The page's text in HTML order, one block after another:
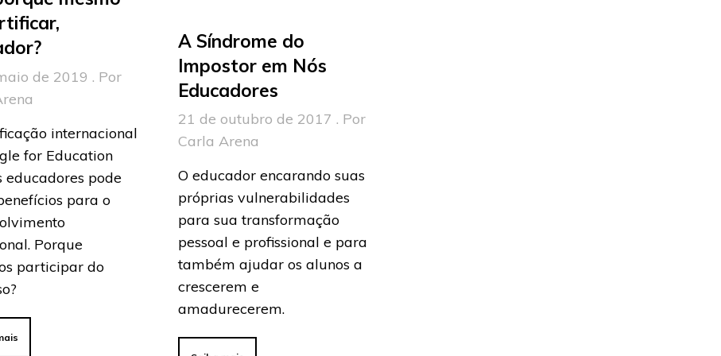
de 2019 . Por
internacional
for Education
educadores pode
para o
Porque
participar do
A Síndrome do
Impostor em Nós
Educadores
21 de outubro de 2017 . Por
Carla Arena
O educador encarando suas
próprias vulnerabilidades
para sua transformação
pessoal e profissional e para
também ajudar os alunos a
crescerem e
amadurecerem.